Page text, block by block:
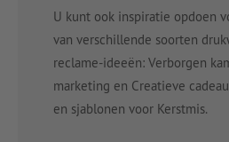
U kunt ook inspiratie opdoen
van verschillende soorten
reclame-ideeën: Verborgen
marketing en Creatieve
en sjablonen voor Kerstmis.